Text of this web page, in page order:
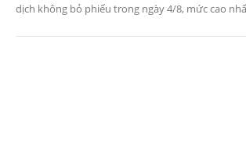
dịch không bỏ phiếu trong ngày 4/8, mức cao